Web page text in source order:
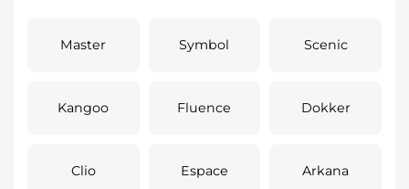
Master Symbol Scenic
Kangoo Fluence Dokker
Clio Espace Arkana